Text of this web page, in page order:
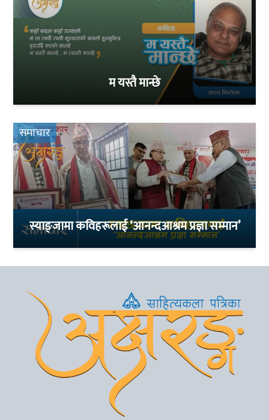
म यस्तै मान्छे
समाचार
स्याङ्जामा कविहरूलाई ‘आनन्दआश्रम प्रज्ञा सम्मान’